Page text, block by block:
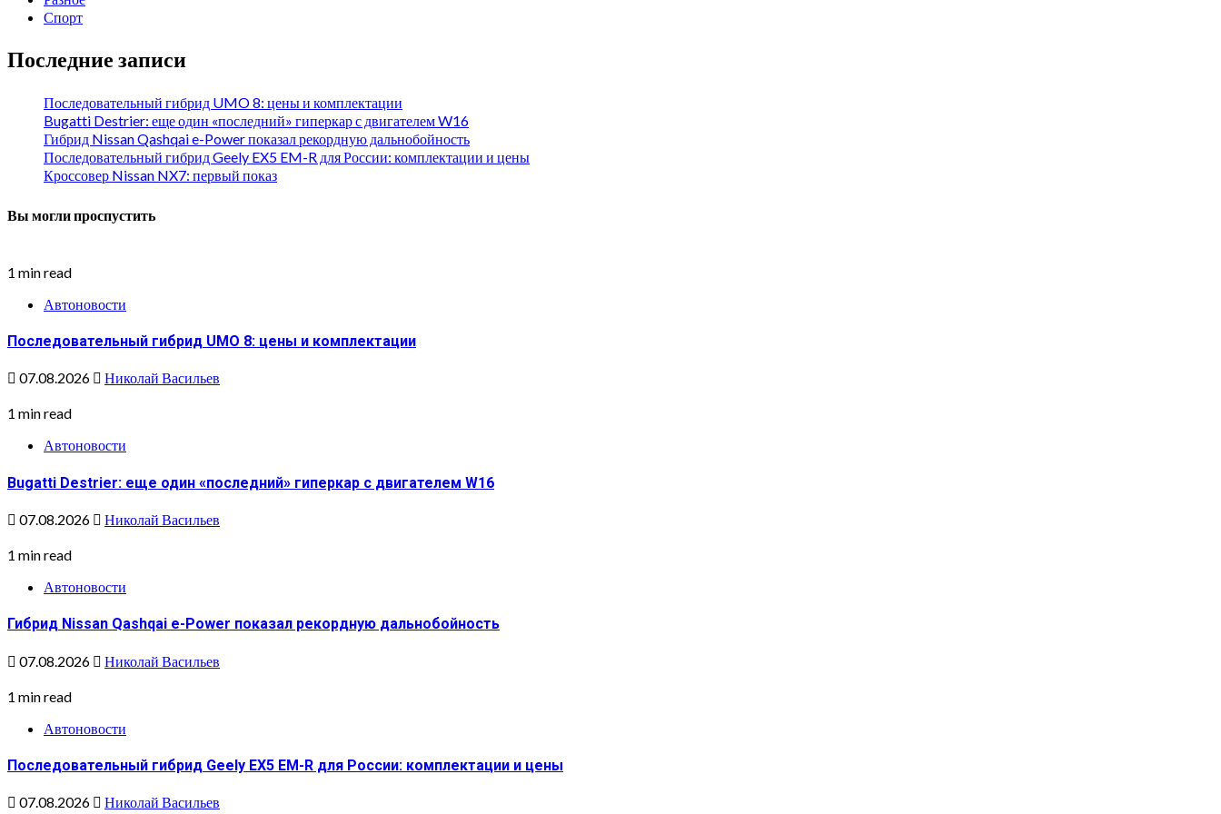
Спорт
Последние записи
Последовательный гибрид UMO 8: цены и комплектации
Bugatti Destrier: еще один «последний» гиперкар с двигателем W16
Гибрид Nissan Qashqai e-Power показал рекордную дальнобойность
Последовательный гибрид Geely EX5 EM-R для России: комплектации и цены
Кроссовер Nissan NX7: первый показ
Вы могли проспустить
1 min read
Автоновости
Последовательный гибрид UMO 8: цены и комплектации
07.08.2026 Николай Васильев
1 min read
Автоновости
Bugatti Destrier: еще один «последний» гиперкар с двигателем W16
07.08.2026 Николай Васильев
1 min read
Автоновости
Гибрид Nissan Qashqai e-Power показал рекордную дальнобойность
07.08.2026 Николай Васильев
1 min read
Автоновости
Последовательный гибрид Geely EX5 EM-R для России: комплектации и цены
07.08.2026
Николай Васильев